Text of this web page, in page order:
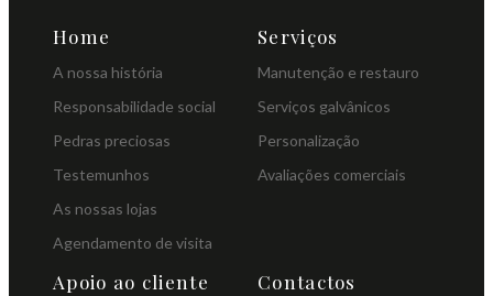
Home
A nossa história
Responsabilidade social
Pedras preciosas
Testemunhos
As nossas lojas
Agendamento de visita
Serviços
Manutenção e restauro
Serviços galvânicos
Personalização
Avaliações comerciais
Apoio ao cliente Contactos